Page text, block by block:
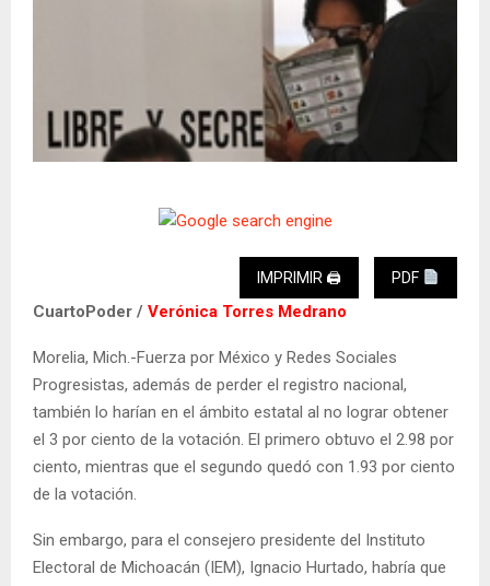
IMPRIMIR 🖨 PDF
CuartoPoder / Verónica Torres Medrano
Morelia, Mich.-Fuerza por México y Redes Sociales
Progresistas, además de perder el registro nacional,
también lo harían en el ámbito estatal al no lograr obtener
el 3 por ciento de la votación. El primero obtuvo el 2.98 por
ciento, mientras que el segundo quedó con 1.93 por ciento
de la votación.
Sin embargo, para el consejero presidente del Instituto
Electoral de Michoacán (IEM), Ignacio Hurtado, habría que